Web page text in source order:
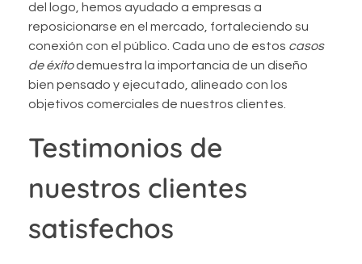
del logo, hemos ayudado a empresas a
reposicionarse en el mercado, fortaleciendo su
conexión con el público. Cada uno de estos casos
de éxitodemuestra la importancia de un diseño
bien pensado y ejecutado, alineado con los
objetivos comerciales de nuestros clientes.
Testimonios de
nuestros clientes
satisfechos